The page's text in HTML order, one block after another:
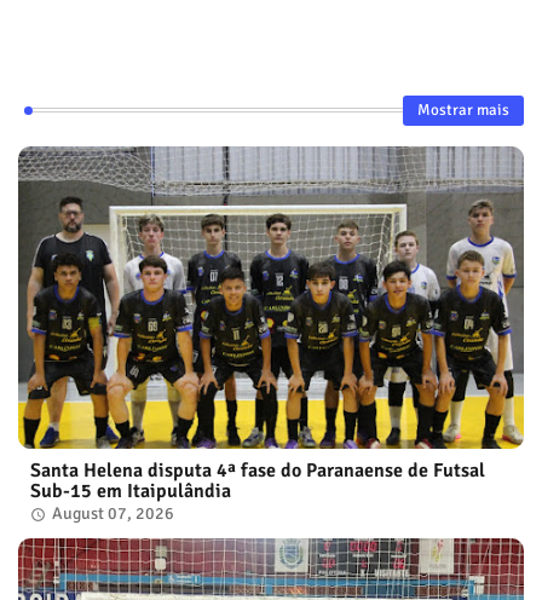
Mostrar mais
Santa Helena disputa 4ª fase do Paranaense de Futsal
Sub-15 em Itaipulândia
August 07, 2026